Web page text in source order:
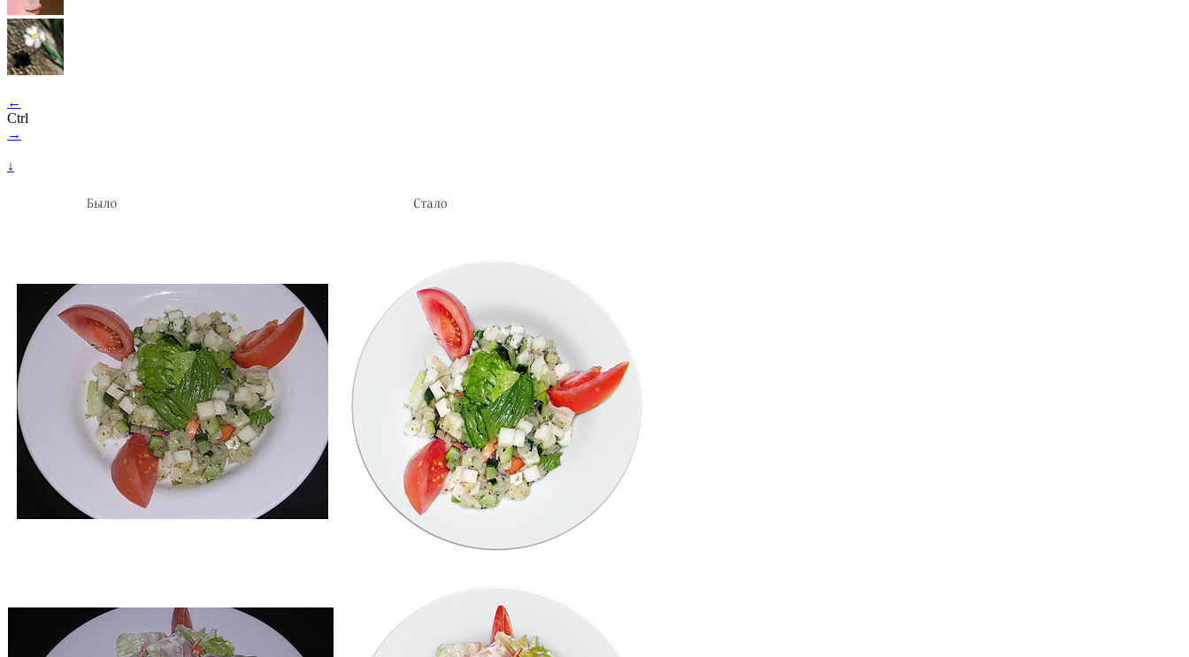
←
Ctrl
→
↓